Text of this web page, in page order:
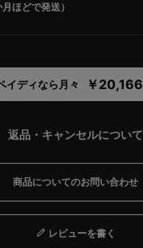
ほどで発送）
イディなら月々 ￥20,166
返品・キャンセルについて
商品についてのお問い合わせ
レビューを書く